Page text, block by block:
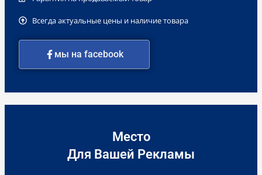
Всегда актуальные цены и наличие товара
мы на facebook
Место
Для Вашей Рекламы